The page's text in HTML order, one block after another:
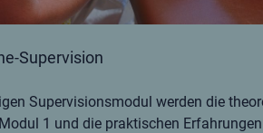
Supervision
Supervisionsmodul werden die
1 und die praktischen